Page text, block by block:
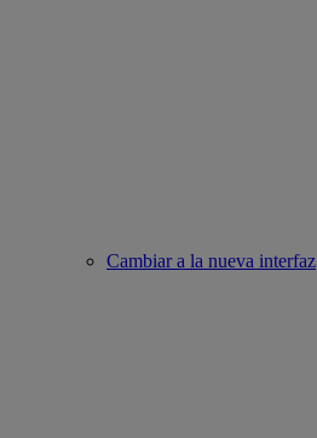
Cambiar a la nueva interfaz